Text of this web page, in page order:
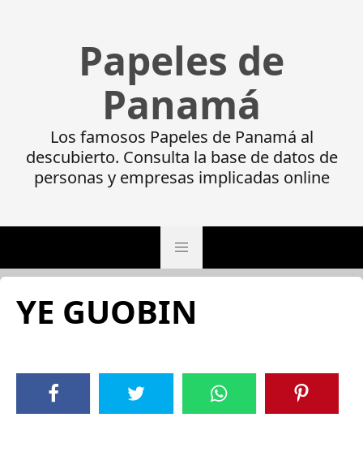
Papeles de
Panamá
Los famosos Papeles de Panamá al
descubierto. Consulta la base de datos de
personas y empresas implicadas online
YE GUOBIN